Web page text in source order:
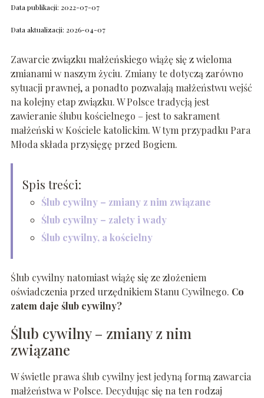
Data publikacji: 2022-07-07
Data aktualizacji: 2026-04-07
Zawarcie związku małżeńskiego wiążę się z wieloma
zmianami w naszym życiu. Zmiany te dotyczą zarówno
sytuacji prawnej, a ponadto pozwalają małżeństwu wejść
na kolejny etap związku. W Polsce tradycją jest
zawieranie ślubu kościelnego – jest to sakrament
małżeński w Kościele katolickim. W tym przypadku Para
Młoda składa przysięgę przed Bogiem.
Spis treści:
Ślub cywilny – zmiany z nim związane
Ślub cywilny – zalety i wady
Ślub cywilny, a kościelny
Ślub cywilny natomiast wiążę się ze złożeniem
oświadczenia przed urzędnikiem Stanu Cywilnego. Co
zatem daje ślub cywilny?
Ślub cywilny – zmiany z nim
związane
W świetle prawa ślub cywilny jest jedyną formą zawarcia
małżeństwa w Polsce. Decydując się na ten rodzaj